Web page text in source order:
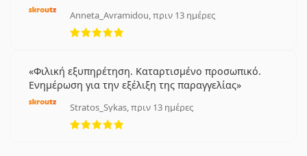
Anneta_Avramidou, πριν 13 ημέρες
5 αξιολογήσεις από 5
Φιλική εξυπηρέτηση. Καταρτισμένο προσωπικό.
Ενημέρωση για την εξέλιξη της παραγγελίας
Stratos_Sykas, πριν 13 ημέρες
5 αξιολογήσεις από 5